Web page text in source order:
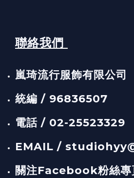
聯絡我們
嵐琦流行服飾有限公司
統編 / 96836507
電話 / 02-25523329
EMAIL /
關注Facebook粉絲專